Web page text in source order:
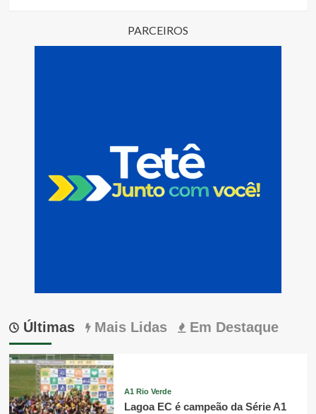
PARCEIROS
Últimas Mais Lidas Em Destaque
A1 Rio Verde
Lagoa EC é campeão da Série A1